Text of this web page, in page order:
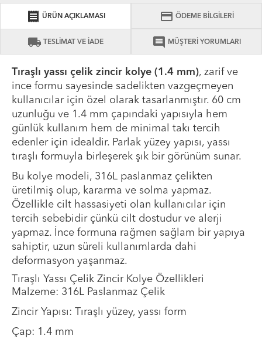
receipt ÜRÜN AÇIKLAMASI credit_card ÖDEME BİLGİLERİ
local_shipping TESLİMAT VE İADE comment MÜŞTERİ YORUMLARI
Tıraşlı yassı çelik zincir kolye (1.4 mm), zarif ve
ince formu sayesinde sadelikten vazgeçmeyen
kullanıcılar için özel olarak tasarlanmıştır. 60 cm
uzunluğu ve 1.4 mm çapındaki yapısıyla hem
günlük kullanım hem de minimal takı tercih
edenler için idealdir. Parlak yüzey yapısı, yassı
tıraşlı formuyla birleşerek şık bir görünüm sunar.
Bu kolye modeli, 316L paslanmaz çelikten
üretilmiş olup, kararma ve solma yapmaz.
Özellikle cilt hassasiyeti olan kullanıcılar için
tercih sebebidir çünkü cilt dostudur ve alerji
yapmaz. İnce formuna rağmen sağlam bir yapıya
sahiptir, uzun süreli kullanımlarda dahi
deformasyon yaşanmaz.
Tıraşlı Yassı Çelik Zincir Kolye Özellikleri
Malzeme: 316L Paslanmaz Çelik
Zincir Yapısı: Tıraşlı yüzey, yassı form
Çap: 1.4 mm